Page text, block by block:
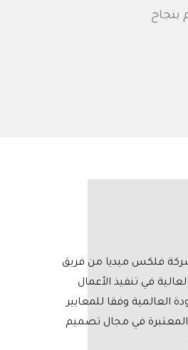
بنجاح
فلكس ميديا من فريق
في تنفيذ الأعمال
العالمية وفقا للمعايير
المعتبرة في مجال تصميم